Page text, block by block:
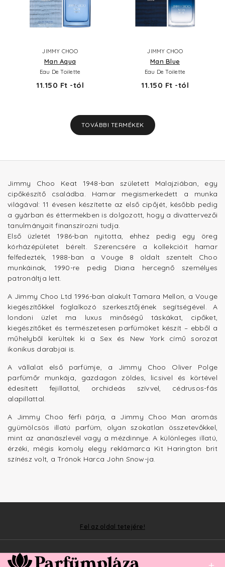
JIMMY CHOO
Man Aqua
Eau De Toilette
11.150 Ft -tól
JIMMY CHOO
Man Blue
Eau De Toilette
11.150 Ft -tól
TOVÁBBI TERMÉKEK
Jimmy Choo Keat 1948-ban született Malajziában, egy
cipőkészítő családba. Hamar megismerkedett a munka
világával: 11 évesen készítette az első cipőjét, később pedig
a gyárban és éttermekben is dolgozott, hogy a divattervezői
tanulmányait finanszírozni tudja.
Első üzletét 1986-ban nyitotta, ehhez pedig egy öreg
kórházépületet bérelt. Szerencsére a kollekcióit hamar
felfedezték, 1988-ban a Vouge 8 oldalt szentelt Choo
munkáinak, 1990-re pedig Diana hercegnő személyes
patronáltja lett.
A Jimmy Choo Ltd 1996-ban alakult Tamara Mellon, a Vouge
kiegészítőkkel foglalkozó szerkesztőjének segítségével. A
londoni üzlet ma luxus minőségű táskákat, cipőket,
kiegészítőket és természetesen parfümöket készít – ebből a
műhelyből kerültek ki a Sex és New York című sorozat
ikonikus darabjai is.
A vállalat első parfümje, a Jimmy Choo Oliver Polge
parfümőr munkája, gazdagon zöldes, licsivel és körtével
édesített fejillattal, orchideás szívvel, cédrusos-fás
alapillattal.
A Jimmy Choo férfi párja, a Jimmy Choo Man aromás
gyümölcsös illatú parfüm, olyan szokatlan összetevőkkel,
mint az ananászlevél vagy a mézdinnye. A különleges illatú,
érzéki, mégis komoly elegy reklámarca Kit Harington brit
színész volt, a Trónok Harca John Snow-ja.
Fel az oldal tetejére!